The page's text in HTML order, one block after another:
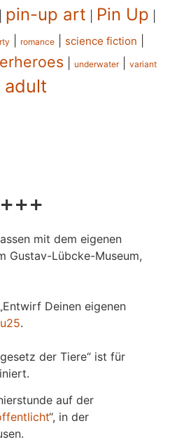
pin-up art Pin Up
romance science fiction
underwater| variant
adult
mit dem eigenen
Gustav-Lübcke-Museum,
Deinen eigenen
.
der Tiere“ ist für
auf der
“, in der